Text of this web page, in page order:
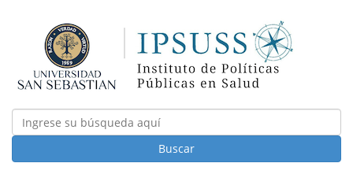
Buscar